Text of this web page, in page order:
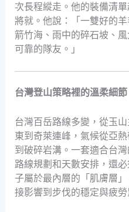
次長程縱走。他的裝備清
將就。他說：「一雙好的
箭竹海、雨中的碎石坡、
可靠的隊友。」
台灣登山策略裡的溫柔細節
台灣百岳路線多變，從玉
東到奇萊連峰，氣候從亞
到破碎岩溝。一套適合台灣
路線規劃和天數安排，還
子屬於最內層的「肌膚層
接影響到步伐的穩定與疲勞